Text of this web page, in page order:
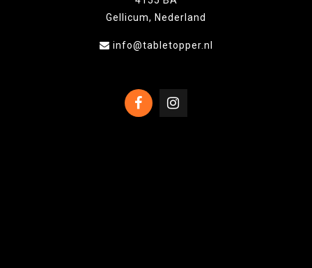
Gellicum, Nederland
info@tabletopper.nl